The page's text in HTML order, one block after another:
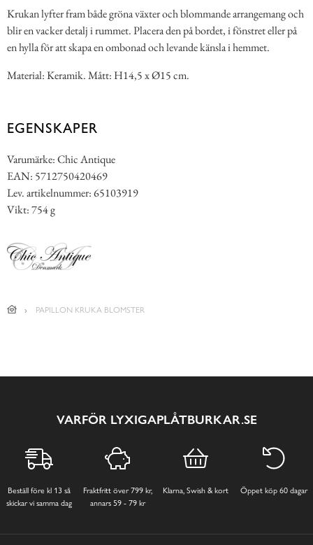
Krukan lyfter fram både gröna växter och blommande arrangemang och
blir en vacker detalj i rummet. Placera den på bordet, i fönstret eller på
en hylla för att skapa en ombonad och levande känsla i hemmet.
Material: Keramik. Mått: H14,5 x Ø15 cm.
EGENSKAPER
Varumärke: Chic Antique
EAN: 5712750420469
Lev. artikelnummer: 65103919
Vikt: 754 g
PAPILLON KRUKA BLOMSTER
VARFÖR LYXIGAPLÅTBURKAR.SE
Beställ före kl 13 så
skickar vi samma dag
Fraktfritt över 799 kr,
annars 59 - 79 kr
Klarna, Swish & kort Öppet köp 60 dagar